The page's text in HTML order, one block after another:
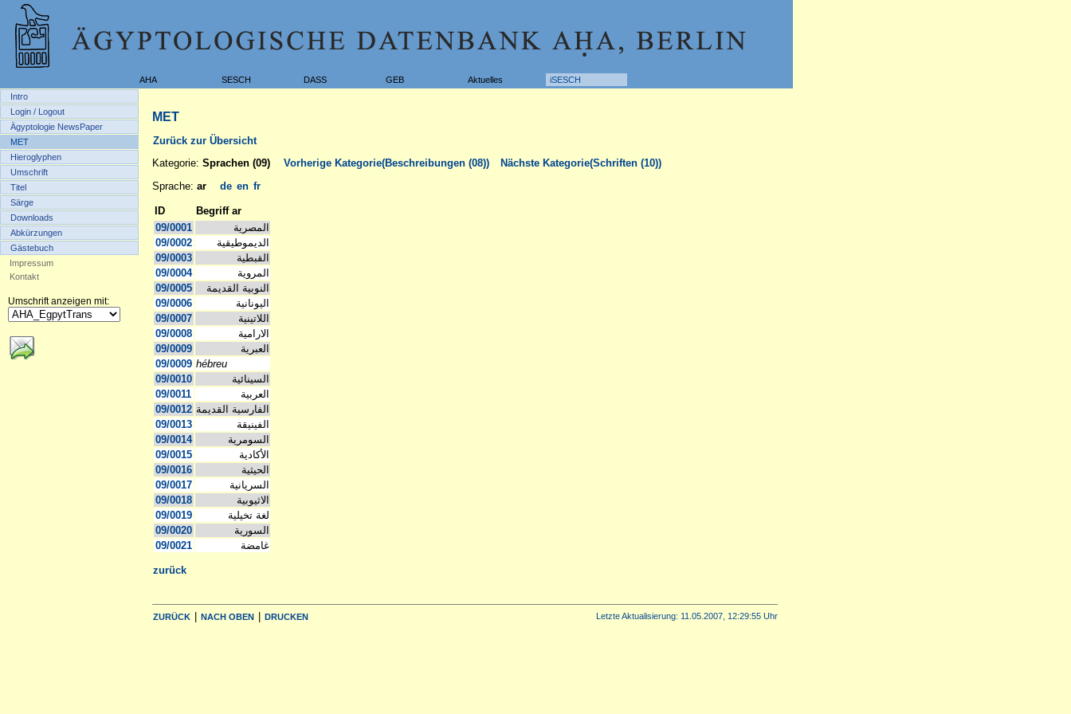
AHA SESCH DASS GEB Aktuelles
iSESCH
Intro
Login / Logout
Ägyptologie NewsPaper
MET
Hieroglyphen
Umschrift
Titel
Särge
Downloads
Abkürzungen
Gästebuch
Impressum
Kontakt
Umschrift anzeigen mit:
MET
Zurück zur Übersicht
Kategorie: Sprachen (09) Vorherige Kategorie(Beschreibungen (08))
Nächste Kategorie(Schriften (10))
Sprache: ar de en fr
ID
Begriff ar
09/0001
المصرية
09/0002
الديموطيقية
09/0003
القبطية
09/0004
المروية
09/0005
النوبية القديمة
09/0006
اليونانية
09/0007
اللاتينية
09/0008
الارامية
09/0009
العبرية
09/0009 hébreu
09/0010
السينائية
09/0011
العربية
09/0012 الفارسية القديمة
09/0013
الفينيقة
09/0014
السومرية
09/0015
الأكادية
09/0016
الحيثية
09/0017
السريانية
09/0018
الاثيوبية
09/0019
لغة تخيلية
09/0020
السورية
09/0021
غامضة
zurück
ZURÜCK | NACH OBEN | DRUCKEN Letzte Aktualisierung: 11.05.2007, 12:29:55 Uhr